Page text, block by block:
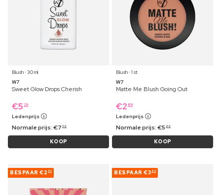
Blush ⋅ 30 ml
W7
Sweet Glow Drops Cherish
€5 29
Ledenprijs
Normale prijs:€7 39
KOOP
Blush ⋅ 1 st
W7
Matte Me Blush Going Out
€2 89
Ledenprijs
Normale prijs:€5 99
KOOP
BESPAAR €2 82 BESPAAR €3 60